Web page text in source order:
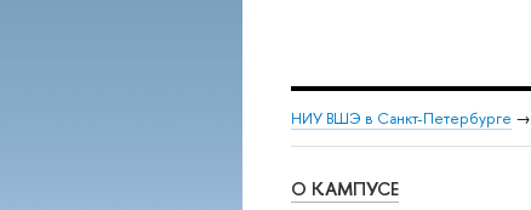
НИУ ВШЭ в Санкт-Петербурге →
О КАМПУСЕ